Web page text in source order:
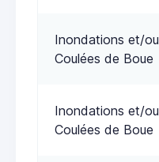
Inondations et/ou
Coulées de Boue
Inondations et/ou
Coulées de Boue